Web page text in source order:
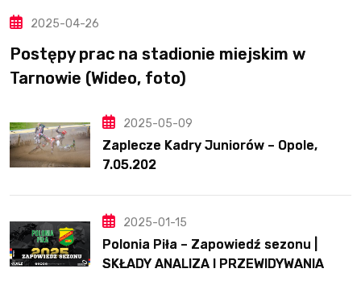
2025-04-26
Postępy prac na stadionie miejskim w
Tarnowie (Wideo, foto)
2025-05-09
Zaplecze Kadry Juniorów – Opole,
7.05.202
2025-01-15
Polonia Piła – Zapowiedź sezonu |
SKŁADY ANALIZA I PRZEWIDYWANIA